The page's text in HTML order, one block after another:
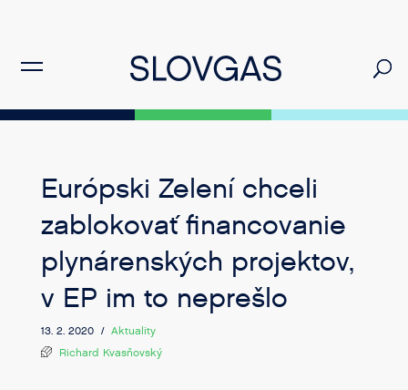
Európski Zelení chceli
zablokovať financovanie
plynárenských projektov,
v EP im to neprešlo
13. 2. 2020 / Aktuality
Richard Kvasňovský